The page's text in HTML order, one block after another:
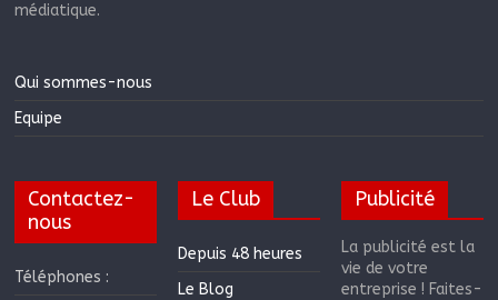
médiatique.
Qui sommes-nous
Equipe
Contactez-
nous
Téléphones :
Le Club
Depuis 48 heures
Le Blog
Publicité
La publicité est la
vie de votre
entreprise ! Faites-